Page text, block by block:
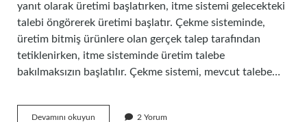
yanıt olarak üretimi başlatırken, itme sistemi gelecekteki
talebi öngörerek üretimi başlatır. Çekme sisteminde,
üretim bitmiş ürünlere olan gerçek talep tarafından
tetiklenirken, itme sisteminde üretim talebe
bakılmaksızın başlatılır. Çekme sistemi, mevcut talebe…
Devamını okuyun 2 Yorum